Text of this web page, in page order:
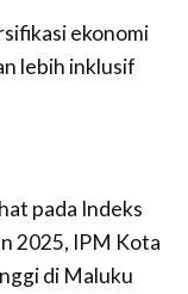
ekonomi
lebih inklusif
pada Indeks
2025, IPM Kota
di Maluku